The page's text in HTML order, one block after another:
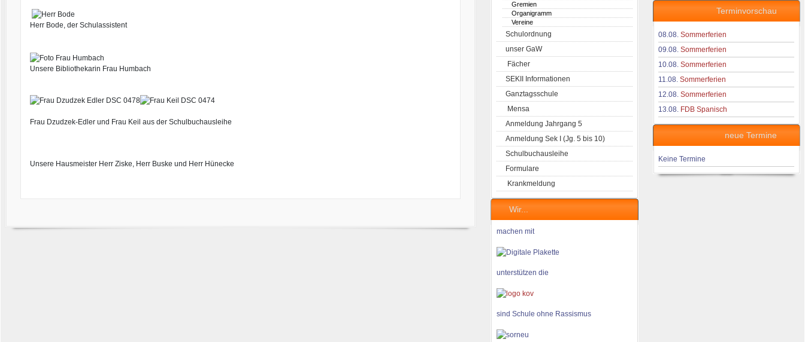
Gremien
Organigramm
Vereine
Schulordnung
unser GaW
Fächer
SEKII Informationen
Ganztagsschule
Mensa
Anmeldung Jahrgang 5
Anmeldung Sek I (Jg. 5 bis 10)
Schulbuchausleihe
Formulare
Krankmeldung
Wir...
machen mit
unterstützen die
sind Schule ohne Rassismus
Terminvorschau
08.08. Sommerferien
09.08. Sommerferien
10.08. Sommerferien
11.08. Sommerferien
12.08. Sommerferien
13.08. FDB Spanisch
neue Termine
Keine Termine
Herr Bode, der Schulassistent
Unsere Bibliothekarin Frau Humbach
Frau Dzudzek-Edler und Frau Keil aus der Schulbuchausleihe
Unsere Hausmeister Herr Ziske, Herr Buske und Herr Hünecke